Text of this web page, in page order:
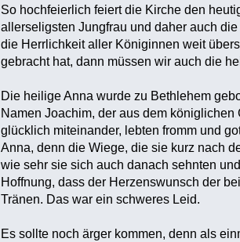
So hochfeierlich feiert die Kirche den
allerseligsten Jungfrau und daher auch
die Herrlichkeit aller Königinnen weit
gebracht hat, dann müssen wir auch die
Die heilige Anna wurde zu Bethlehem
Namen Joachim, der aus dem
glücklich miteinander, lebten fromm und
Anna, denn die Wiege, die sie kurz nach
wie sehr sie sich auch danach sehnten
Hoffnung, dass der Herzenswunsch der
Tränen. Das war ein schweres Leid.
Es sollte noch ärger kommen, denn als